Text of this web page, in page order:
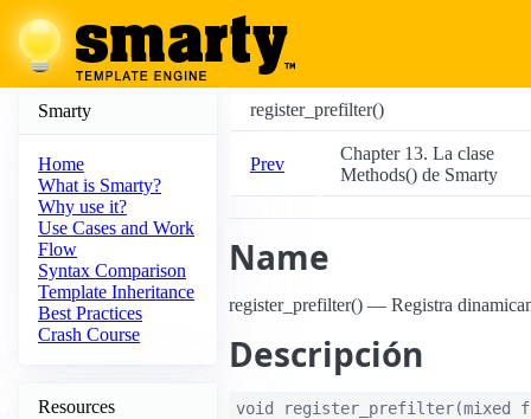
Smarty
Home
What is Smarty?
Why use it?
Use Cases and Work
Flow
Syntax Comparison
Template Inheritance
Best Practices
Crash Course
Resources
register_prefilter()
Prev
Chapter 13. La clase
Methods() de Smarty
Name
register_prefilter() — Registra
Descripción
void register_prefilter(mixed